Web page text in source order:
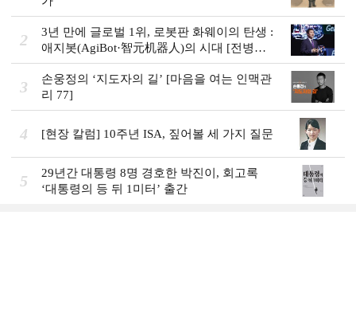
2
3년 만에 글로벌 1위, 로봇판 화웨이의 탄생 :
애지봇(AgiBot·智元机器人)의 시대 [전병서
의 中 첨단기업 리포트⑬]
3
손웅정의 ‘지도자의 길’ [마음을 여는 인맥관
리 77]
4 [현장 칼럼] 10주년 ISA, 짚어볼 세 가지 질문
5
29년간 대통령 8명 경호한 박진이, 회고록
‘대통령의 등 뒤 1미터’ 출간